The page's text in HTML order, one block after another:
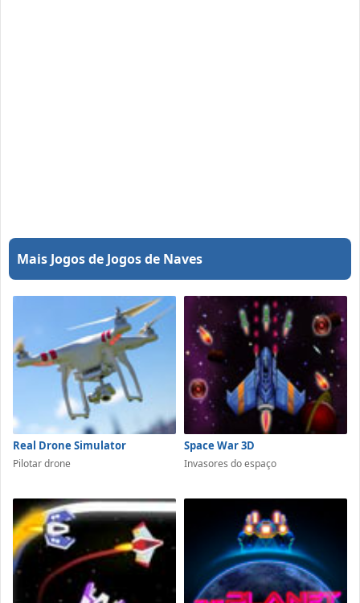
Mais Jogos de Jogos de Naves
Real Drone Simulator
Pilotar drone
Space War 3D
Invasores do espaço